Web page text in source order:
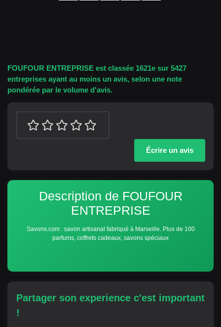
FOUFOUR ENTREPRISE est classée 1621e sur 5427
entreprises ayant au moins un avis, selon une note
pondérée par le volume d'avis.
Écrire un avis
Description de FOUFOUR
ENTREPRISE
Savons.com : savon artisanal fabriqué à Marseille. Plus de 100
parfums, coffrets cadeaux, savons spéciaux
Partager son experience c'est important
!